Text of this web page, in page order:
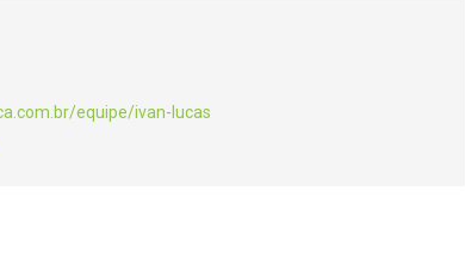
equipe/ivan-lucas